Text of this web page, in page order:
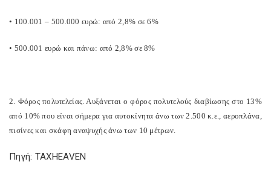
• 100.001 – 500.000 ευρώ: από 2,8% σε 6%
• 500.001 ευρώ και πάνω: από 2,8% σε 8%
2. Φόρος πολυτελείας. Αυξάνεται ο φόρος πολυτελούς διαβίωσης στο 13%
από 10% που είναι σήμερα για αυτοκίνητα άνω των 2.500 κ.ε., αεροπλάνα,
πισίνες και σκάφη αναψυχής άνω των 10 μέτρων.
Πηγή: TAXHEAVEN